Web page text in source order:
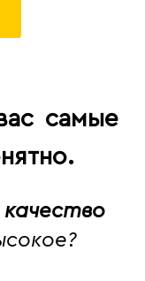
самые
качество